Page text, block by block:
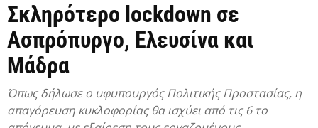
Σκληρότερο lockdown σε
Ασπρόπυργο, Ελευσίνα και
Μάδρα
Όπως δήλωσε ο υφυπουργός Πολιτικής Προστασίας, η
απαγόρευση κυκλοφορίας θα ισχύει από τις 6 το